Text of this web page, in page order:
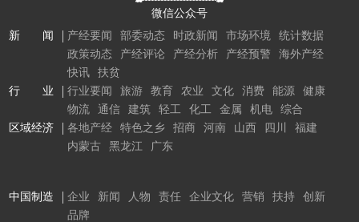
微信公众号
新 闻
产经要闻 部委动态 时政新闻 市场环境
统计数据
政策动态
产经评论 产经分析 产经预警
海外产经
快讯
扶贫
行 业
行业要闻 旅游 教育 农业 文化 消费 能源
健康
物流
通信 建筑 轻工 化工 金属 机电
综合
区域经济
各地产经 特色之乡 招商 河南 山西 四川
福建
内蒙古
黑龙江 广东
中国制造 企业 新闻 人物 责任 企业文化 营销 扶持
创新
品牌